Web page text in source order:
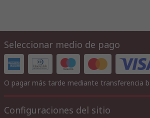
Seleccionar medio de pago
O pagar más tarde mediante transferencia
Configuraciones del sitio